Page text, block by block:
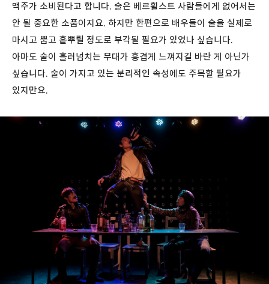
맥주가 소비된다고 합니다. 술은 베르휠스트 사람들에게 없어서는
안 될 중요한 소품이지요. 하지만 한편으로 배우들이 술을 실제로
마시고 뿜고 흩뿌릴 정도로 부각될 필요가 있었나 싶습니다.
아마도 술이 흘러넘치는 무대가 흥겹게 느껴지길 바란 게 아닌가
싶습니다. 술이 가지고 있는 분리적인 속성에도 주목할 필요가
있지만요.